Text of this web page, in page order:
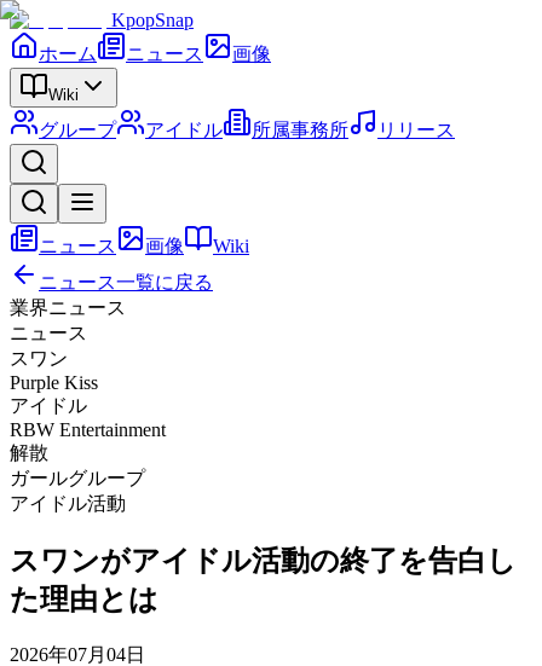
KpopSnap
ホーム
ニュース 画像
Wiki
グループ アイドル 所属事務所 リリース
ニュース 画像
Wiki
ニュース一覧に戻る
業界ニュース
ニュース
スワン
Purple Kiss
アイドル
RBW Entertainment
解散
ガールグループ
アイドル活動
スワンがアイドル活動の終了を告白し
た理由とは
2026年07月04日